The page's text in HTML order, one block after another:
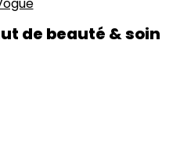
de beauté & soin